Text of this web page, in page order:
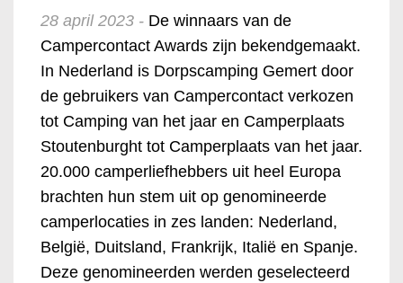
28 april 2023 - De winnaars van de
Campercontact Awards zijn bekendgemaakt.
In Nederland is Dorpscamping Gemert door
de gebruikers van Campercontact verkozen
tot Camping van het jaar en Camperplaats
Stoutenburght tot Camperplaats van het jaar.
20.000 camperliefhebbers uit heel Europa
brachten hun stem uit op genomineerde
camperlocaties in zes landen: Nederland,
België, Duitsland, Frankrijk, Italië en Spanje.
Deze genomineerden werden geselecteerd